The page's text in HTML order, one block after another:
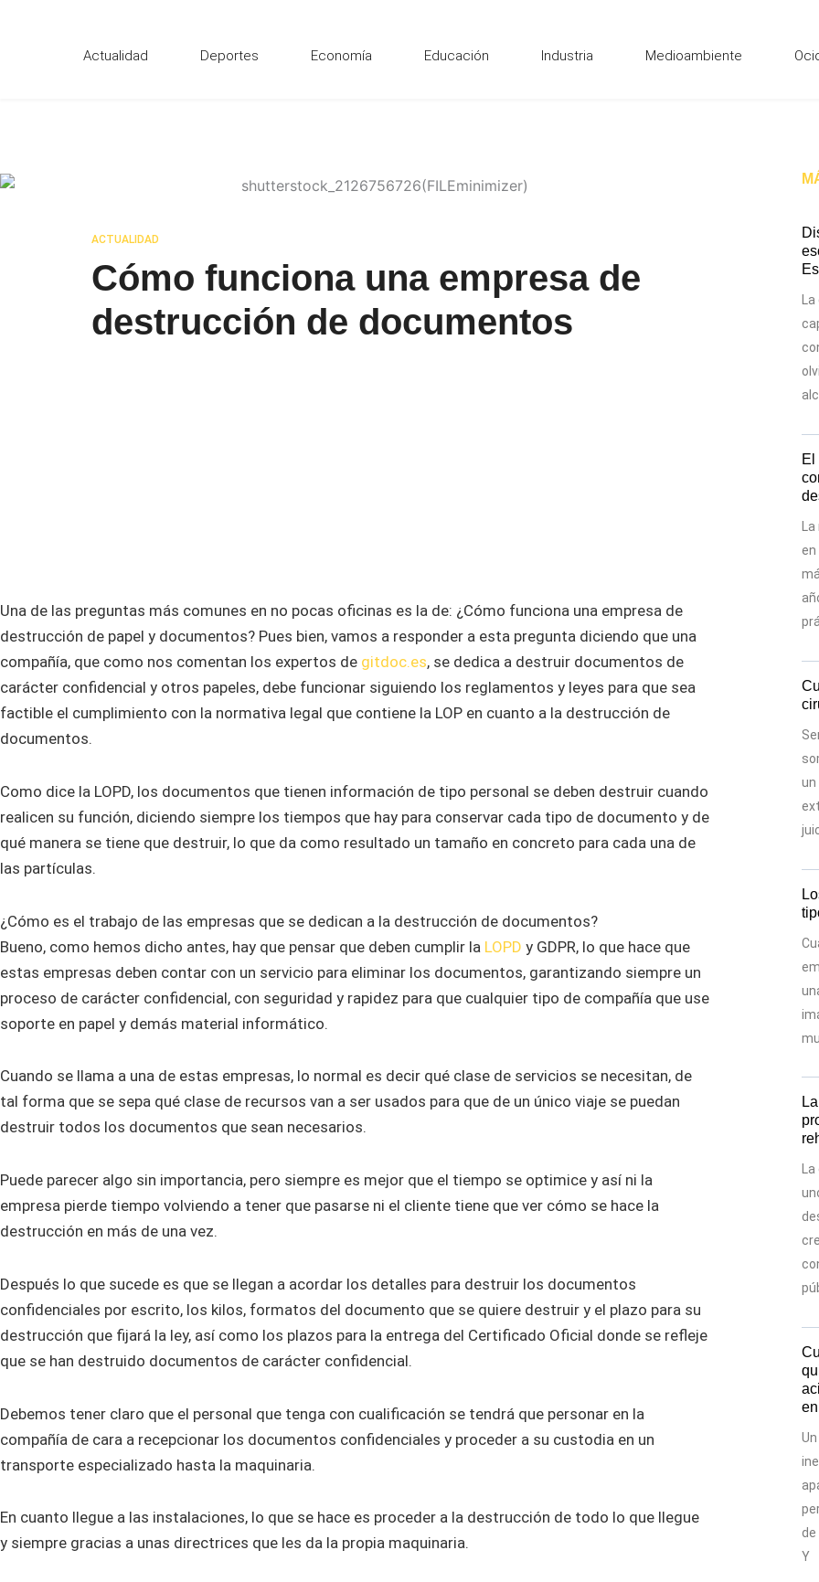
Actualidad Deportes Economía Educación Industria Medioambiente
ACTUALIDAD
Cómo funciona una empresa de
destrucción de documentos
Una de las preguntas más comunes en no pocas oficinas es la de: ¿Cómo funciona una empresa de
destrucción de papel y documentos? Pues bien, vamos a responder a esta pregunta diciendo que una
compañía, que como nos comentan los expertos de gitdoc.es, se dedica a destruir documentos de
carácter confidencial y otros papeles, debe funcionar siguiendo los reglamentos y leyes para que sea
factible el cumplimiento con la normativa legal que contiene la LOP en cuanto a la destrucción de
documentos.
Como dice la LOPD, los documentos que tienen información de tipo personal se deben destruir cuando
realicen su función, diciendo siempre los tiempos que hay para conservar cada tipo de documento y de
qué manera se tiene que destruir, lo que da como resultado un tamaño en concreto para cada una de
las partículas.
¿Cómo es el trabajo de las empresas que se dedican a la destrucción de documentos?
Bueno, como hemos dicho antes, hay que pensar que deben cumplir la LOPD y GDPR, lo que hace que
estas empresas deben contar con un servicio para eliminar los documentos, garantizando siempre un
proceso de carácter confidencial, con seguridad y rapidez para que cualquier tipo de compañía que use
soporte en papel y demás material informático.
Cuando se llama a una de estas empresas, lo normal es decir qué clase de servicios se necesitan, de
tal forma que se sepa qué clase de recursos van a ser usados para que de un único viaje se puedan
destruir todos los documentos que sean necesarios.
Puede parecer algo sin importancia, pero siempre es mejor que el tiempo se optimice y así ni la
empresa pierde tiempo volviendo a tener que pasarse ni el cliente tiene que ver cómo se hace la
destrucción en más de una vez.
Después lo que sucede es que se llegan a acordar los detalles para destruir los documentos
confidenciales por escrito, los kilos, formatos del documento que se quiere destruir y el plazo para su
destrucción que fijará la ley, así como los plazos para la entrega del Certificado Oficial donde se refleje
que se han destruido documentos de carácter confidencial.
Debemos tener claro que el personal que tenga con cualificación se tendrá que personar en la
compañía de cara a recepcionar los documentos confidenciales y proceder a su custodia en un
transporte especializado hasta la maquinaria.
En cuanto llegue a las instalaciones, lo que se hace es proceder a la destrucción de todo lo que llegue
y siempre gracias a unas directrices que les da la propia maquinaria.
El
en
un
de
Y